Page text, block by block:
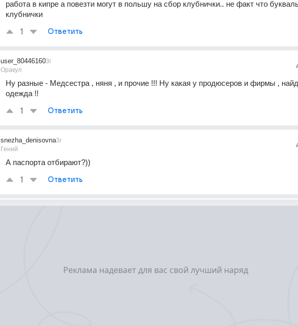
работа в кипре а повезти могут в польшу на сбор клубнички.. не факт что
клубнички
1 Ответить
user_80446160
Оракул
3г
Ну разные - Медсестра , няня , и прочие !!! Ну какая у продюсеров и фирмы ,
одежда !!
1 Ответить
snezha_denisovna
Гений
3г
А паспорта отбирают?))
1 Ответить